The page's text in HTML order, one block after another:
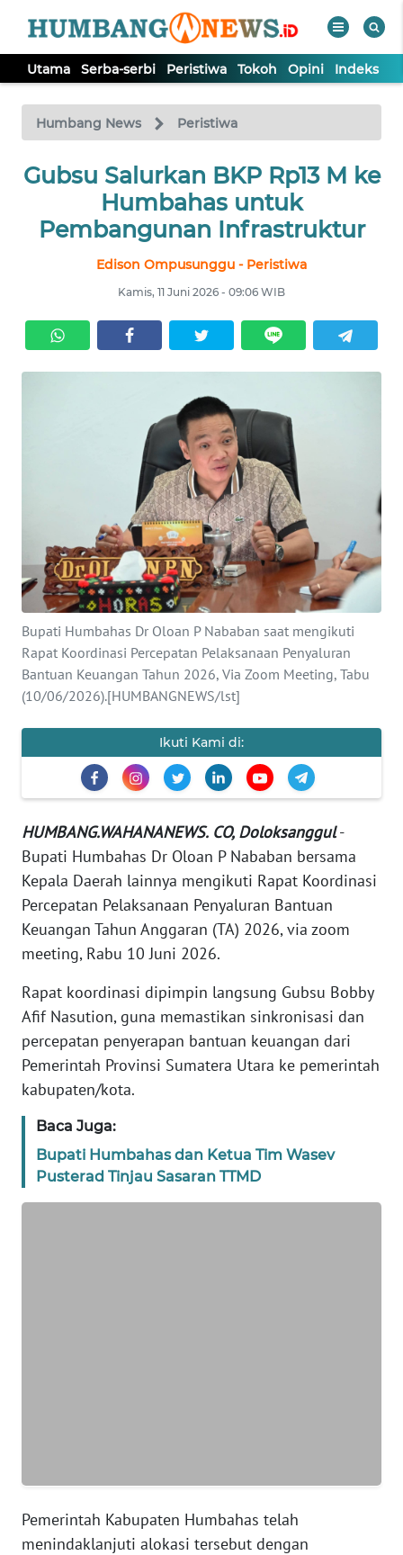
Utama Serba-serbi Peristiwa Tokoh Opini Indeks
Humbang News Peristiwa
Gubsu Salurkan BKP Rp13 M ke
Humbahas untuk
Pembangunan Infrastruktur
Edison Ompusunggu - Peristiwa
Kamis, 11 Juni 2026 - 09:06 WIB
Bupati Humbahas Dr Oloan P Nababan saat mengikuti
Rapat Koordinasi Percepatan Pelaksanaan Penyaluran
Bantuan Keuangan Tahun 2026, Via Zoom Meeting, Tabu
(10/06/2026).[HUMBANGNEWS/lst]
Ikuti Kami di:
HUMBANG.WAHANANEWS. CO, Doloksanggul-
Bupati Humbahas Dr Oloan P Nababan bersama
Kepala Daerah lainnya mengikuti Rapat Koordinasi
Percepatan Pelaksanaan Penyaluran Bantuan
Keuangan Tahun Anggaran (TA) 2026, via zoom
meeting, Rabu 10 Juni 2026.
Rapat koordinasi dipimpin langsung Gubsu Bobby
Afif Nasution, guna memastikan sinkronisasi dan
percepatan penyerapan bantuan keuangan dari
Pemerintah Provinsi Sumatera Utara ke pemerintah
kabupaten/kota.
Baca Juga:
Bupati Humbahas dan Ketua Tim Wasev
Pusterad Tinjau Sasaran TTMD
Pemerintah Kabupaten Humbahas telah
menindaklanjuti alokasi tersebut dengan
TV
Tutup
UTAMA
SERBA-
SERBI
TOKOH
KONTAK
KAMI
INFO
IKLAN
TENTANG
KAMI
REDAKSI
KARIR
DISCLAIMER
News
Regional
SUMUT
WN
WN
PAPUA